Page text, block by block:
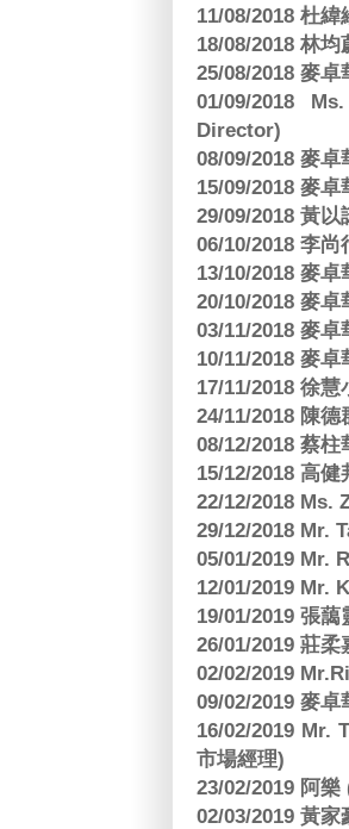
11/08/2018 杜
18/08/2018 林
25/08/2018 麥
01/09/2018
Director)
08/09/2018 麥
15/09/2018 麥
29/09/2018 黃
06/10/2018 李
13/10/2018 麥
20/10/2018 麥
03/11/2018 麥
10/11/2018 麥
17/11/2018 徐
24/11/2018 陳
08/12/2018 蔡
15/12/2018 高
22/12/2018 Ms.
29/12/2018 Mr.
05/01/2019 Mr.
12/01/2019 Mr.
19/01/2019 張
26/01/2019 莊
02/02/2019
09/02/2019 麥
16/02/2019 Mr.
市場經理)
23/02/2019 阿
02/03/2019 黃